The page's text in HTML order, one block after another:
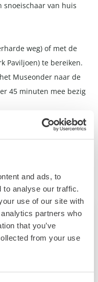
and ads, to
to analyse our traffic.
use of our site with
partners who
that you’ve
from your use
snoeischaar van huis
weg) of met de
Paviljoen) te bereiken.
Museonder naar de
45 minuten mee bezig
de bon kan bij het
leuke
knop hieronder: